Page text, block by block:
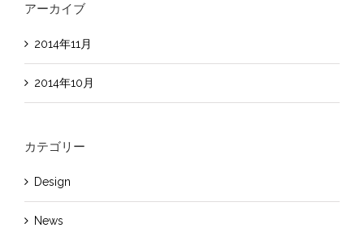
アーカイブ
2014年11月
2014年10月
カテゴリー
Design
News